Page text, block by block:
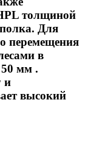
толщиной
Для
перемещения
в
мм .
и
высокий